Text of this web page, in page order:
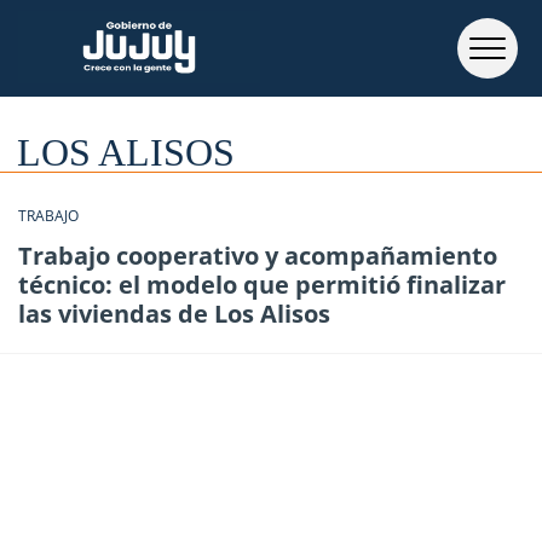
LOS ALISOS
TRABAJO
Trabajo cooperativo y acompañamiento
técnico: el modelo que permitió finalizar
las viviendas de Los Alisos